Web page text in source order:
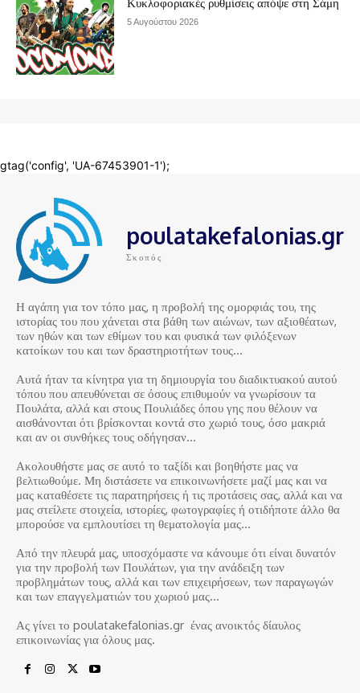
poulatakefalonias.gr
Σκοπός
Η αγάπη για τον τόπο μας, η προβολή της ομορφιάς του, της
ιστορίας του που χάνεται στα βάθη των αιώνων, των αξιοθέατων,
των ηθών και των εθίμων του και φυσικά των φιλόξενων
κατοίκων του και των δραστηριοτήτων τους…
Αυτά ήταν τα κίνητρα για τη δημιουργία του διαδικτυακού αυτού
τόπου που απευθύνεται σε όσους επιθυμούν να γνωρίσουν τα
Πουλάτα, αλλά και στους Πουλιάδες όπου γης που θέλουν να
αισθάνονται ότι βρίσκονται κοντά στο χωριό τους, όσο μακριά
και αν οι συνθήκες τους οδήγησαν…
Ακολουθήστε μας σε αυτό το ταξίδι και βοηθήστε μας να
βελτιωθούμε. Μη διστάσετε να επικοινωνήσετε μαζί μας και να
μας καταθέσετε τις παρατηρήσεις ή τις προτάσεις σας, αλλά και να
μας στείλετε στοιχεία, ιστορίες, φωτογραφίες ή οτιδήποτε άλλο θα
μπορούσε να εμπλουτίσει τη θεματολογία μας…
Από την πλευρά μας, υποσχόμαστε να κάνουμε ότι είναι δυνατόν
για την προβολή των Πουλάτων, για την ανάδειξη των
προβλημάτων τους, αλλά και των επιχειρήσεων, των παραγωγών
και των επαγγελματιών του χωριού μας…
Ας γίνει το poulatakefalonias.gr ένας ανοικτός δίαυλος
επικοινωνίας για όλους μας.